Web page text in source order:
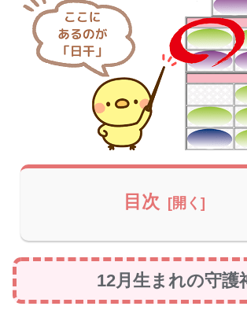
目次
12月生まれの守護